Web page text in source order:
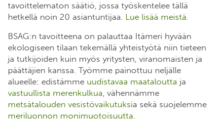
tavoittelematon säätiö, jossa työskentelee tällä
hetkellä noin 20 asiantuntijaa. Lue lisää meistä.
BSAG:n tavoitteena on palauttaa Itämeri hyvään
ekologiseen tilaan tekemällä yhteistyötä niin tieteen
ja tutkijoiden kuin myös yritysten, viranomaisten ja
päättäjien kanssa. Työmme painottuu neljälle
alueelle: edistämme uudistavaa maataloutta ja
vastuullista merenkulkua, vähennämme
metsätalouden vesistövaikutuksia sekä suojelemme
meriluonnon monimuotoisuutta.